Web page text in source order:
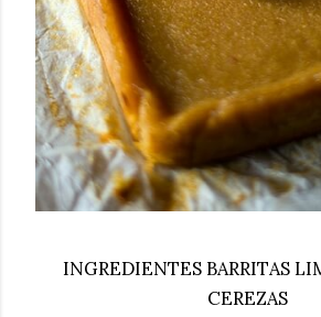
INGREDIENTES BARRITAS
CEREZAS